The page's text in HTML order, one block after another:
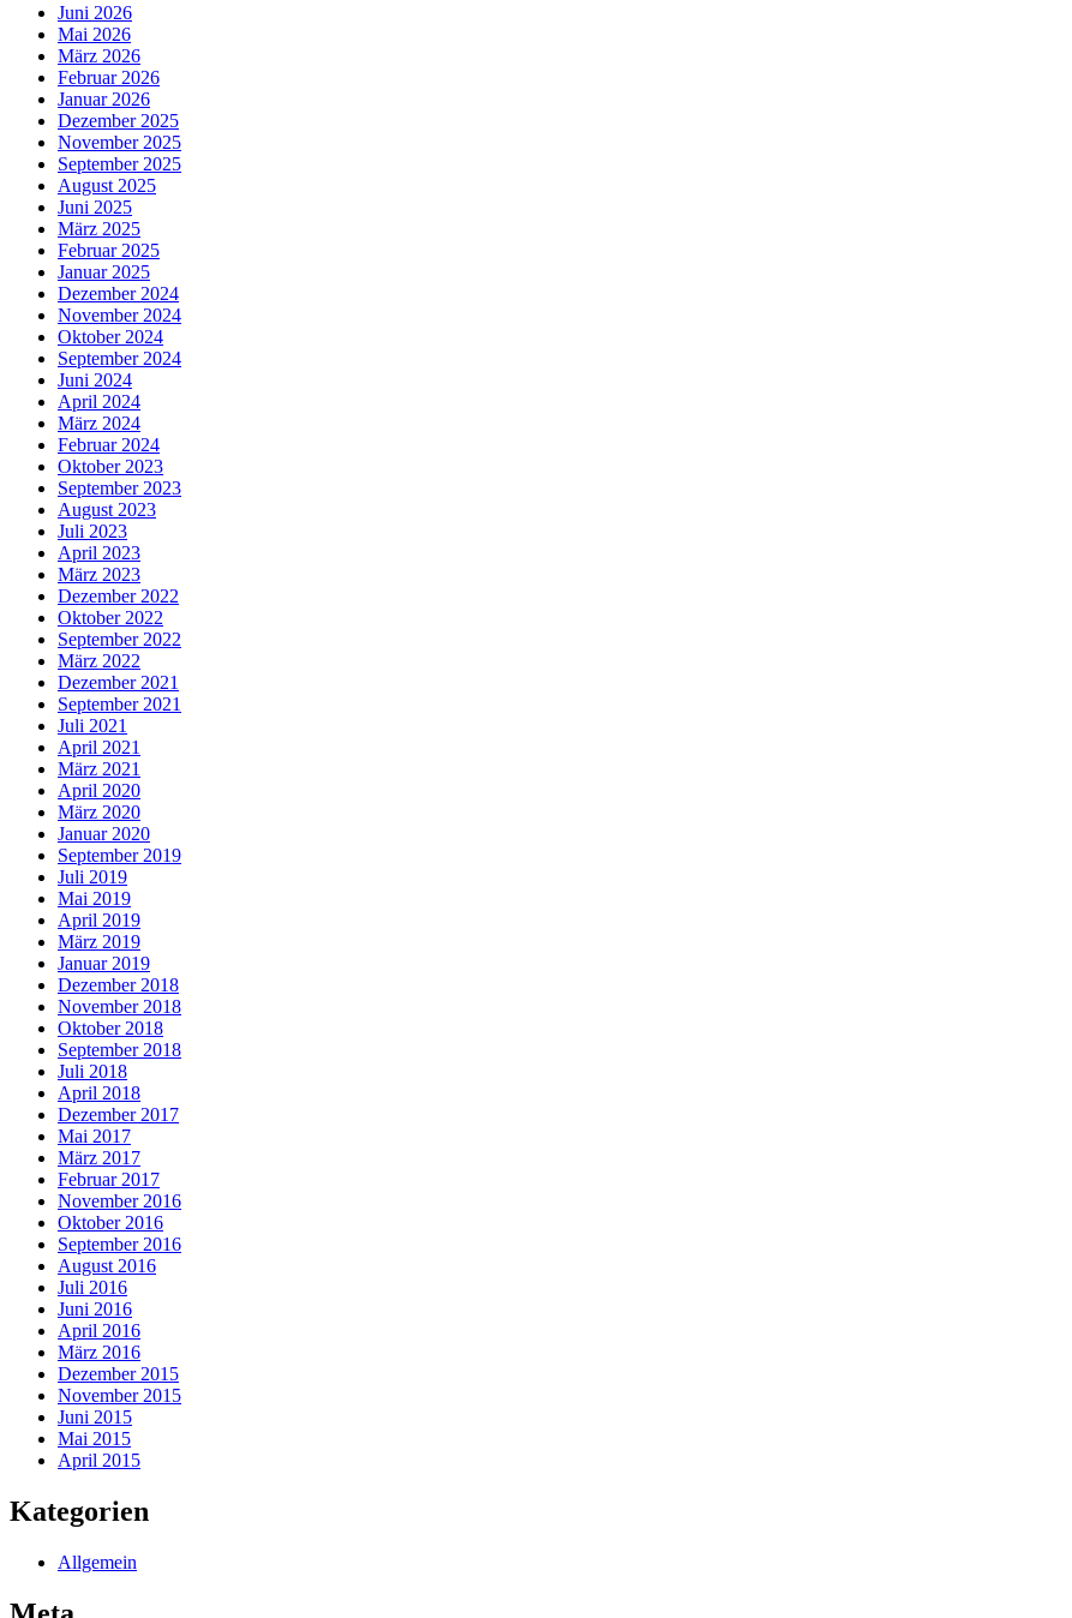
Juni 2026
Mai 2026
März 2026
Februar 2026
Januar 2026
Dezember 2025
November 2025
September 2025
August 2025
Juni 2025
März 2025
Februar 2025
Januar 2025
Dezember 2024
November 2024
Oktober 2024
September 2024
Juni 2024
April 2024
März 2024
Februar 2024
Oktober 2023
September 2023
August 2023
Juli 2023
April 2023
März 2023
Dezember 2022
Oktober 2022
September 2022
März 2022
Dezember 2021
September 2021
Juli 2021
April 2021
März 2021
April 2020
März 2020
Januar 2020
September 2019
Juli 2019
Mai 2019
April 2019
März 2019
Januar 2019
Dezember 2018
November 2018
Oktober 2018
September 2018
Juli 2018
April 2018
Dezember 2017
Mai 2017
März 2017
Februar 2017
November 2016
Oktober 2016
September 2016
August 2016
Juli 2016
Juni 2016
April 2016
März 2016
Dezember 2015
November 2015
Juni 2015
Mai 2015
April 2015
Kategorien
Allgemein